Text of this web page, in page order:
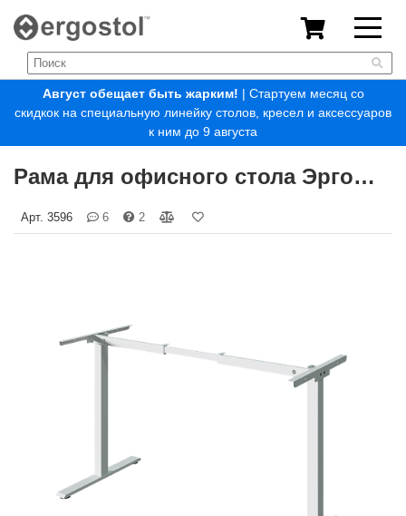
Август обещает быть жарким! | Стартуем месяц со
скидкок на специальную линейку столов, кресел и аксессуаров
к ним до 9 августа
Рама для офисного стола Эргостол Регус Фикс
Арт. 3596 6 2